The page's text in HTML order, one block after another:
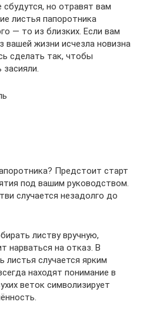
но отравят вам
листья папоротника
— то из близких. Если вам
вашей жизни исчезла новизна
сделать так, чтобы
Предстоит старт
под вашим руководством.
случается незадолго до
листву вручную,
нарваться на отказ. В
случается ярким
находят понимание в
веток символизирует